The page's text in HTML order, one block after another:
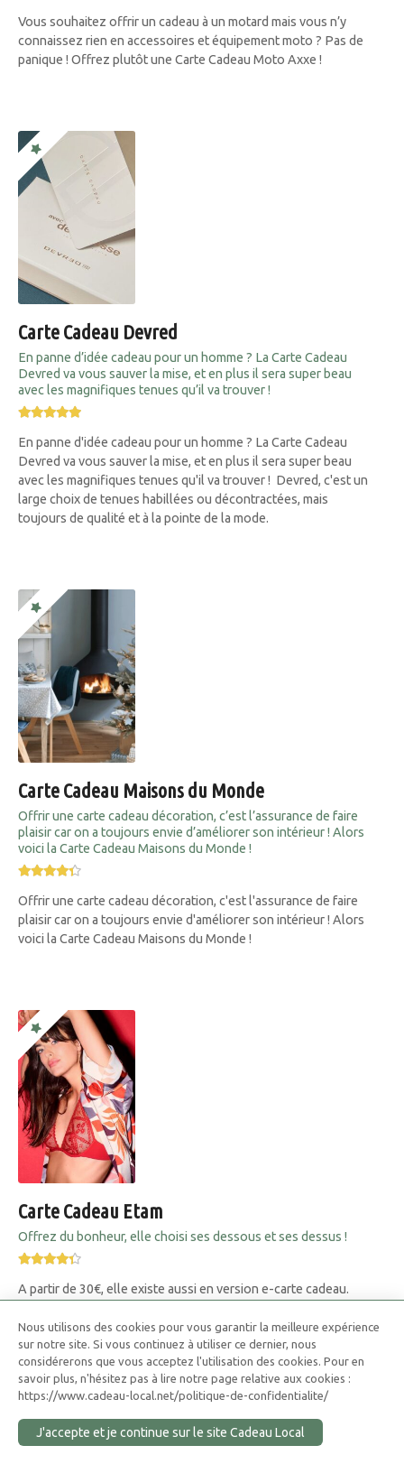
Vous souhaitez offrir un cadeau à un motard mais vous n’y
connaissez rien en accessoires et équipement moto ? Pas de
panique ! Offrez plutôt une Carte Cadeau Moto Axxe !
Carte Cadeau Devred
En panne d’idée cadeau pour un homme ? La Carte Cadeau
Devred va vous sauver la mise, et en plus il sera super beau
avec les magnifiques tenues qu’il va trouver !
En panne d'idée cadeau pour un homme ? La Carte Cadeau
Devred va vous sauver la mise, et en plus il sera super beau
avec les magnifiques tenues qu'il va trouver ! Devred, c'est un
large choix de tenues habillées ou décontractées, mais
toujours de qualité et à la pointe de la mode.
Carte Cadeau Maisons du Monde
Offrir une carte cadeau décoration, c’est l’assurance de faire
plaisir car on a toujours envie d’améliorer son intérieur ! Alors
voici la Carte Cadeau Maisons du Monde !
Offrir une carte cadeau décoration, c'est l'assurance de faire
plaisir car on a toujours envie d'améliorer son intérieur ! Alors
voici la Carte Cadeau Maisons du Monde !
Carte Cadeau Etam
Offrez du bonheur, elle choisi ses dessous et ses dessus !
A partir de 30€, elle existe aussi en version e-carte cadeau.
Nous utilisons des cookies pour vous garantir la meilleure expérience
sur notre site. Si vous continuez à utiliser ce dernier, nous
considérerons que vous acceptez l'utilisation des cookies. Pour en
savoir plus, n'hésitez pas à lire notre page relative aux cookies :
https://www.cadeau-local.net/politique-de-confidentialite/
J'accepte et je continue sur le site Cadeau Local